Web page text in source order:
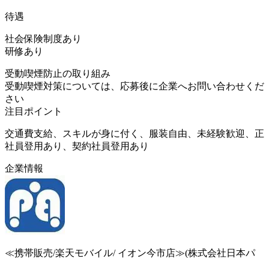
待遇
社会保険制度あり
研修あり
受動喫煙防止の取り組み
受動喫煙対策については、応募後に企業へお問い合わせくだ
さい
注目ポイント
交通費支給、スキルが身に付く、服装自由、未経験歓迎、正
社員登用あり、契約社員登用あり
企業情報
≪携帯販売/楽天モバイル/ イオン今市店≫(株式会社日本パ